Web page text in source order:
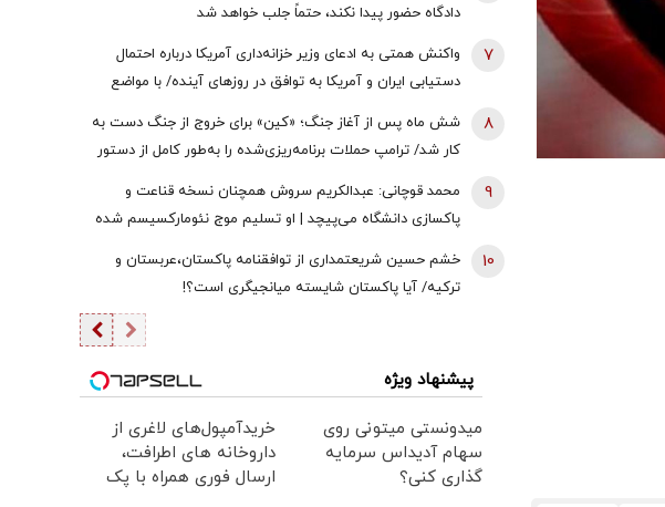
دادگاه حضور پیدا نکند، حتماً جلب خواهد شد
واکنش همتی به ادعای وزیر خزانه‌داری آمریکا درباره احتمال
دستیابی ایران و آمریکا به توافق در روز‌های آینده/ با مواضع
قبلی وی درخصوص اقتصاد ایران در تعارض است
7
شش ماه پس از آغاز جنگ؛ «کین» برای خروج از جنگ دست به
کار شد/ ترامپ حملات برنامه‌ریزی‌شده را به‌طور کامل از دستور
خواستار آن نیست
8
محمد قوچانی: عبدالکریم سروش همچنان نسخه قناعت و
پاکسازی دانشگاه می‌پیچد | او تسلیم موج نئومارکسیسم شده
رقابتی را با برچسب کاپیتالیسم توضیح می‌دهد
9
خشم حسین شریعتمداری از توافقنامه پاکستان،عربستان و
ترکیه/ آیا پاکستان شایسته میانجیگری است؟!
10
پیشنهاد ویژه
میدونستی میتونی روی
سهام آدیداس سرمایه
گذاری کنی؟
خریدآمپول‌های لاغری از
داروخانه های اطرافت،
ارسال فوری همراه با پک